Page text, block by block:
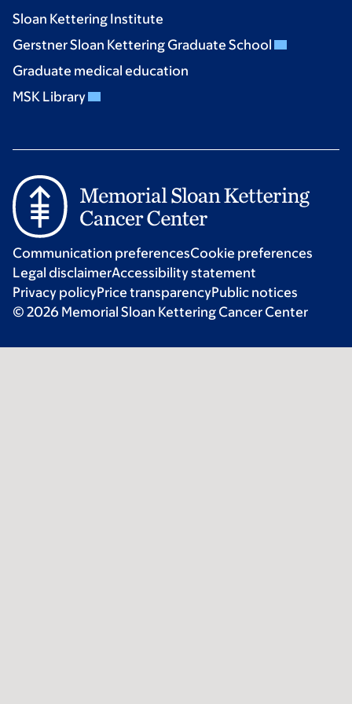
Sloan Kettering Institute
Gerstner Sloan Kettering Graduate School
Graduate medical education
MSK Library
Communication preferencesCookie preferences
Legal disclaimerAccessibility statement
Privacy policyPrice transparencyPublic notices
© 2026 Memorial Sloan Kettering Cancer Center